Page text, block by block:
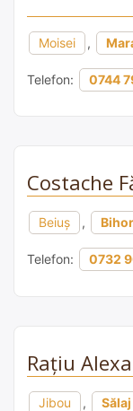
Moisei ,
Telefon: 0744
Costache
Beiuș , Bihor
Telefon: 0732
Rațiu
Jibou , Sălaj